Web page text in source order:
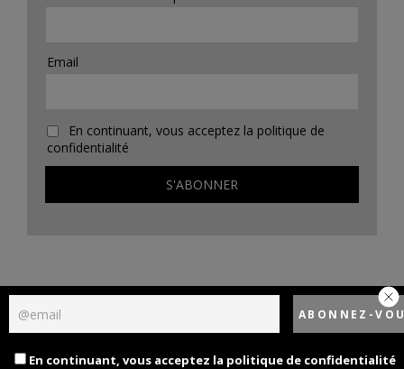
Email
En continuant, vous acceptez la politique de
confidentialité
WordPress .
En continuant, vous acceptez la politique de confidentialité